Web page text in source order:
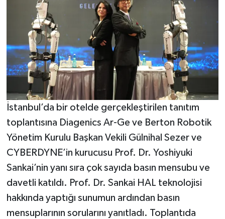
İstanbul’da bir otelde gerçekleştirilen tanıtım
toplantısına Diagenics Ar-Ge ve Berton Robotik
Yönetim Kurulu Başkan Vekili Gülnihal Sezer ve
CYBERDYNE’in kurucusu Prof. Dr. Yoshiyuki
Sankai’nin yanı sıra çok sayıda basın mensubu ve
davetli katıldı. Prof. Dr. Sankai HAL teknolojisi
hakkında yaptığı sunumun ardından basın
mensuplarının sorularını yanıtladı. Toplantıda